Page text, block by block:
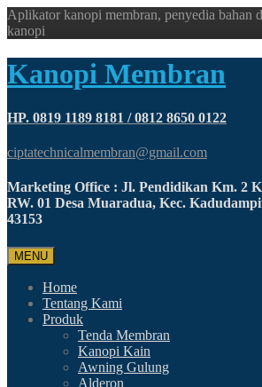
Aplikator kanopi membran, penyedia bahan
kanopi
Kanopi Membran
HP. 0819 1189 8181 / 0812 8650 0122
ciptatechnicalmembran@gmail.com
Marketing Office : Jl. Pendidikan Km. 2
RW. 01 Desa Muaradua, Kec.
43153
MENU
Home
Tentang Kami
Produk
Tenda Membran
Kanopi Kain
Awning Gulung
Alderon